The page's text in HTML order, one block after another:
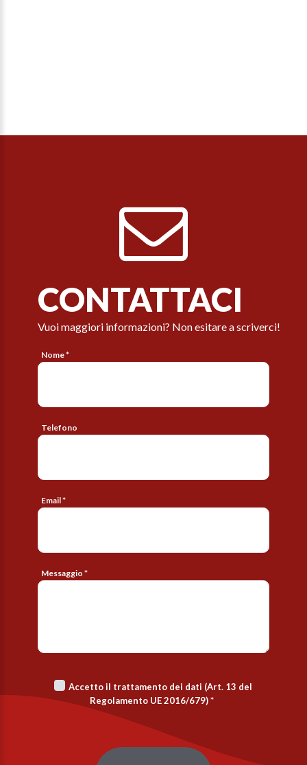
CONTATTACI
Vuoi maggiori informazioni? Non esitare a scriverci!
Nome *
Telefono
Email *
Messaggio *
Accetto il trattamento dei dati (Art. 13 del
Regolamento UE 2016/679)*